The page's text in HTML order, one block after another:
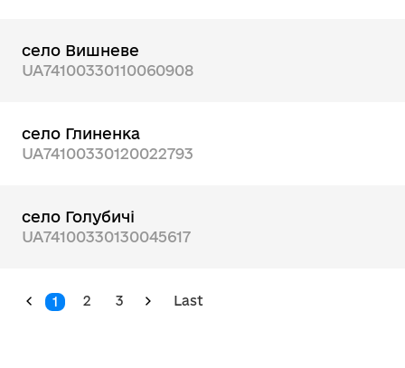
село Вишневе
UA74100330110060908
село Глиненка
UA74100330120022793
село Голубичі
UA74100330130045617
1 2 3 Last